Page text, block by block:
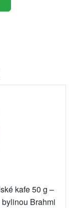
kafe 50 g –
Brahmi